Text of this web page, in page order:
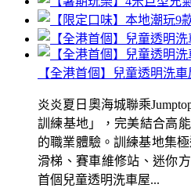
【全港首個】兒童透明洗
炎炎夏日奧海城聯乘
訓練基地」，完美結合高
的職業體驗。訓練基地集
滑梯、賽車維修站、迷你
首個兒童透明洗車屋...